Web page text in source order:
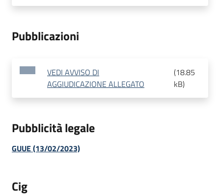
Pubblicazioni
VEDI AVVISO DI
AGGIUDICAZIONE ALLEGATO
(18.85
kB)
Pubblicità legale
GUUE (13/02/2023)
Cig